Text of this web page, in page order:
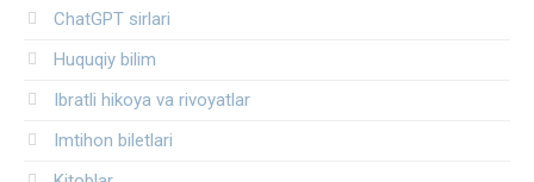
ChatGPT sirlari
Huquqiy bilim
Ibratli hikoya va rivoyatlar
Imtihon biletlari